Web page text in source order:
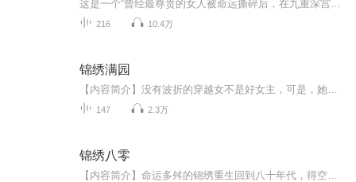
216 10.4万
锦绣满园
147 2.3万
锦绣八零